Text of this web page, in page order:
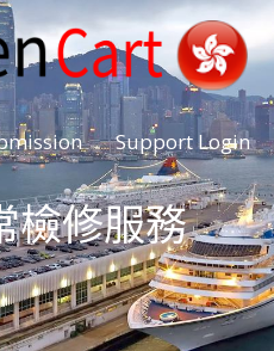
Support Login
檢修服務